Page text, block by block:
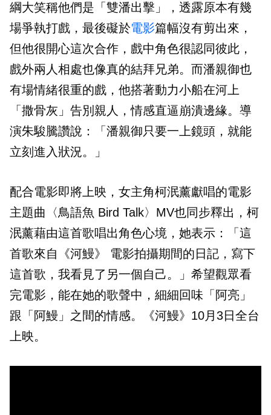
綱大笑稱他們是「雙潘出擊」，透露原本有幾
場爭執打戲，最後礙於電影篇幅沒有剪出來，
但他很開心這次合作，戲中角色很認同彼此，
戲外兩人相處也像真的結拜兄弟。而潘親御也
有場情緒很重的戲，他搭著動力小船在河上
「撒骨灰」告別親人，情感直逼崩潰邊緣。導
演朱駿騰讚說：「潘親御只要一上鏡頭，就能
立刻進入狀況。」
配合電影即將上映，女主角柯泯薰獻唱的電影
主題曲〈鳥語魚 Bird Talk〉MV也同步釋出，柯
泯薰藉由這首歌唱出角色心境，她表示：「這
首歌來自《河鰻》 電影拍攝期間的日記，寫下
這首歌，我看見了另一個自己。」希望觀眾看
完電影，能在她的歌聲中，細細回味「阿亮」
跟「阿鰻」之間的情感。《河鰻》10月3日全台
上映。